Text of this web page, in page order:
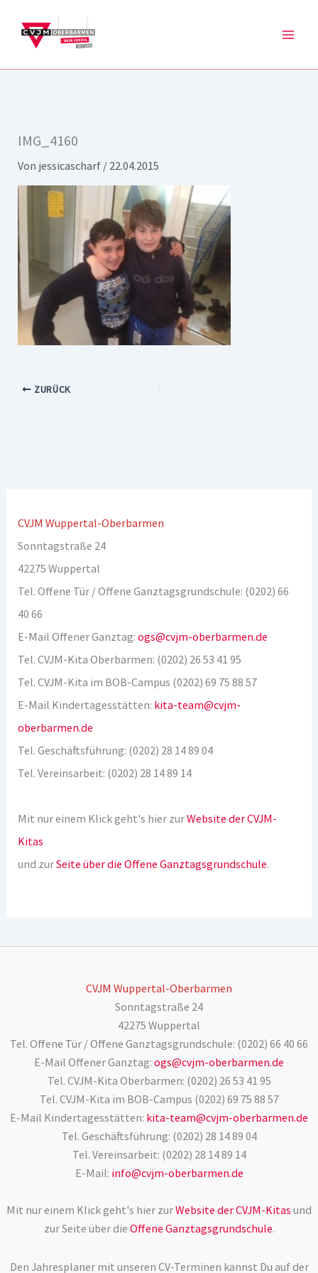
Inhalt
springen
IMG_4160
Von jessicascharf / 22.04.2015
ZURÜCK
CVJM Wuppertal-Oberbarmen
Sonntagstraße 24
42275 Wuppertal
Tel. Offene Tür / Offene Ganztagsgrundschule: (0202) 66
40 66
E-Mail Offener Ganztag: ogs@cvjm-oberbarmen.de
Tel. CVJM-Kita Oberbarmen: (0202) 26 53 41 95
Tel. CVJM-Kita im BOB-Campus (0202) 69 75 88 57
E-Mail Kindertagesstätten: kita-team@cvjm-
oberbarmen.de
Tel. Geschäftsführung: (0202) 28 14 89 04
Tel. Vereinsarbeit: (0202) 28 14 89 14
Mit nur einem Klick geht's hier zurWebsite der CVJM-
Kitas
und zurSeite über die Offene Ganztagsgrundschule.
CVJM Wuppertal-Oberbarmen
Sonntagstraße 24
42275 Wuppertal
Tel. Offene Tür / Offene Ganztagsgrundschule: (0202) 66 40 66
E-Mail Offener Ganztag: ogs@cvjm-oberbarmen.de
Tel. CVJM-Kita Oberbarmen: (0202) 26 53 41 95
Tel. CVJM-Kita im BOB-Campus (0202) 69 75 88 57
E-Mail Kindertagesstätten: kita-team@cvjm-oberbarmen.de
Tel. Geschäftsführung: (0202) 28 14 89 04
Tel. Vereinsarbeit: (0202) 28 14 89 14
E-Mail: info@cvjm-oberbarmen.de
Mit nur einem Klick geht's hier zurWebsite der CVJM-Kitas und
zur Seite über die Offene Ganztagsgrundschule.
Den Jahresplaner mit unseren CV-Terminen kannst Du auf der